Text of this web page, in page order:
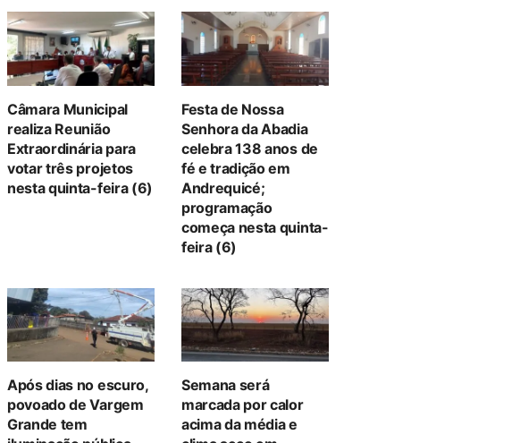
Câmara Municipal
realiza Reunião
Extraordinária para
votar três projetos
nesta quinta-feira (6)
Festa de Nossa
Senhora da Abadia
celebra 138 anos de
fé e tradição em
Andrequicé;
programação
começa nesta quinta-
feira (6)
Após dias no escuro,
povoado de Vargem
Grande tem
Semana será
marcada por calor
acima da média e